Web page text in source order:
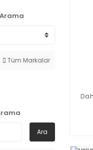
Arama
Tüm Markalar
Ara